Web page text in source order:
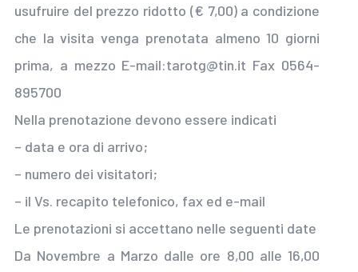
usufruire del prezzo ridotto (€ 7,00) a condizione
che la visita venga prenotata almeno 10 giorni
prima, a mezzo E-mail:tarotg@tin.it Fax 0564-
895700
Nella prenotazione devono essere indicati
– data e ora di arrivo;
– numero dei visitatori;
– il Vs. recapito telefonico, fax ed e-mail
Le prenotazioni si accettano nelle seguenti date
Da Novembre a Marzo dalle ore 8,00 alle 16,00